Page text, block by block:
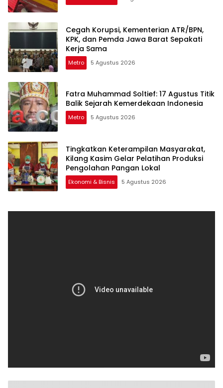
Cegah Korupsi, Kementerian ATR/BPN,
KPK, dan Pemda Jawa Barat Sepakati
Kerja Sama
Metro 5 Agustus 2026
Fatra Muhammad Soltief: 17 Agustus Titik
Balik Sejarah Kemerdekaan Indonesia
Metro 5 Agustus 2026
Tingkatkan Keterampilan Masyarakat,
Kilang Kasim Gelar Pelatihan Produksi
Pengolahan Pangan Lokal
Ekonomi & Bisnis 5 Agustus 2026